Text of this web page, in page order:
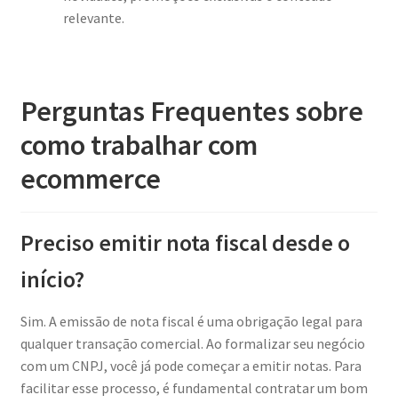
relevante.
Perguntas Frequentes sobre
como trabalhar com
ecommerce
Preciso emitir nota fiscal desde o
início?
Sim. A emissão de nota fiscal é uma obrigação legal para
qualquer transação comercial. Ao formalizar seu negócio
com um CNPJ, você já pode começar a emitir notas. Para
facilitar esse processo, é fundamental contratar um bom